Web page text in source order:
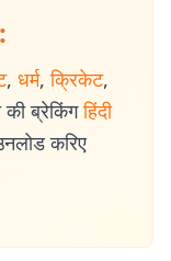
, धर्म, क्रिकेट,
की ब्रेकिंग हिंदी
करिए